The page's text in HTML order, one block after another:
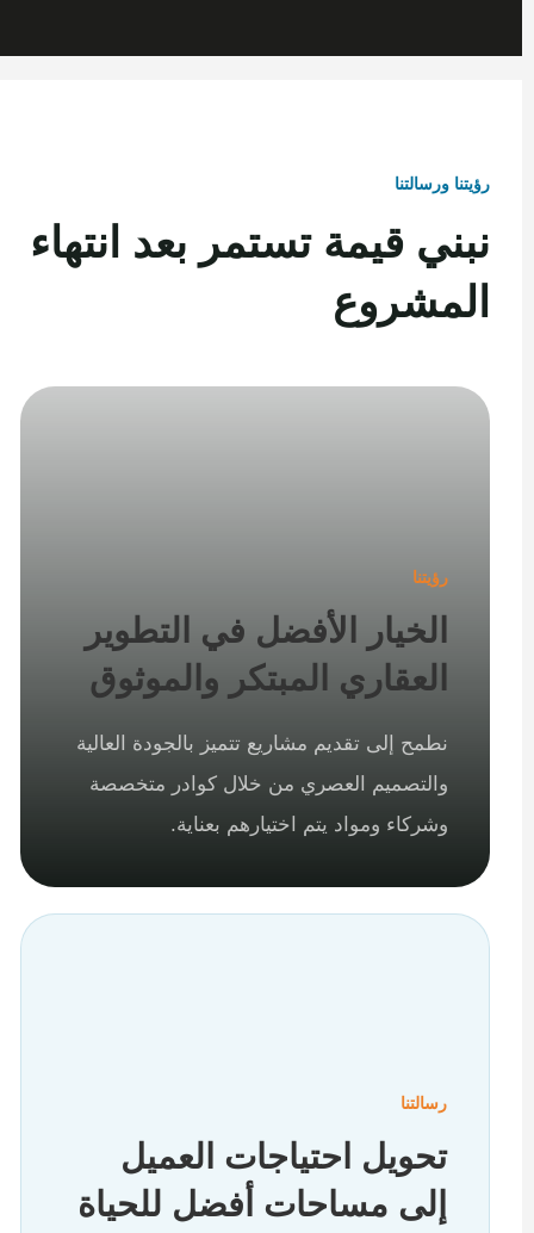
رؤيتنا ورسالتنا
نبني قيمة تستمر بعد انتهاء
المشروع
رؤيتنا
الخيار الأفضل في التطوير
العقاري المبتكر والموثوق
نطمح إلى تقديم مشاريع تتميز بالجودة العالية
والتصميم العصري من خلال كوادر متخصصة
وشركاء ومواد يتم اختيارهم بعناية.
رسالتنا
تحويل احتياجات العميل
إلى مساحات أفضل للحياة